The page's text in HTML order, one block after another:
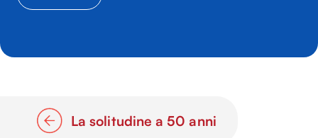
La solitudine a 50 anni